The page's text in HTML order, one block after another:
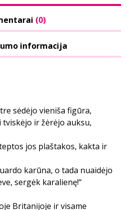
(0)
informacija
sėdėjo vieniša figūra,
ir žėrėjo auksu,
jos plaštakos, kakta ir
karūna, o tada nuaidėjo
sergėk karalienę!“
Britanijoje ir visame